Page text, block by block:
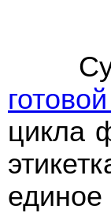
Суть
цикла
единое